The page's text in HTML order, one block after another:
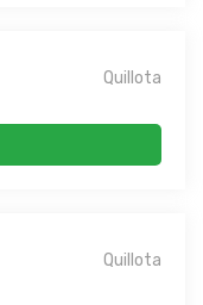
Quillota
Quillota